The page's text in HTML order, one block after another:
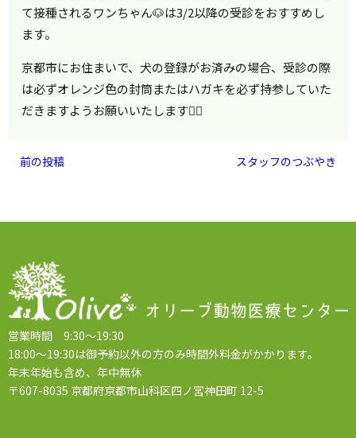
て接種されるワンちゃん🐶は3/2以降の受診をおすすめし
ます。
京都市にお住まいで、犬の登録がお済みの場合、受診の際
は必ずオレンジ色の封筒またはハガキを必ず持参していた
だきますようお願いいたします🙇‍♀️
前の投稿 スタッフのつぶやき
営業時間 9:30～19:30
18:00～19:30は御予約以外の方のみ時間外料金がかかります。
年末年始も含め、年中無休
〒607-8035 京都府京都市山科区四ノ宮神田町 12-5